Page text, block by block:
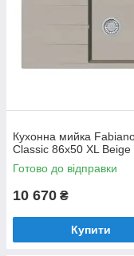
Кухонна мийка
Classic 86x50 XL Beige
Готово до відправки
10 670 ₴
Купити